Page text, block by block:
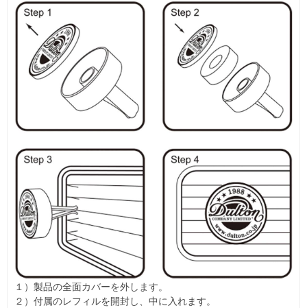
１）製品の全面カバーを外します。
２）付属のレフィルを開封し、中に入れます。